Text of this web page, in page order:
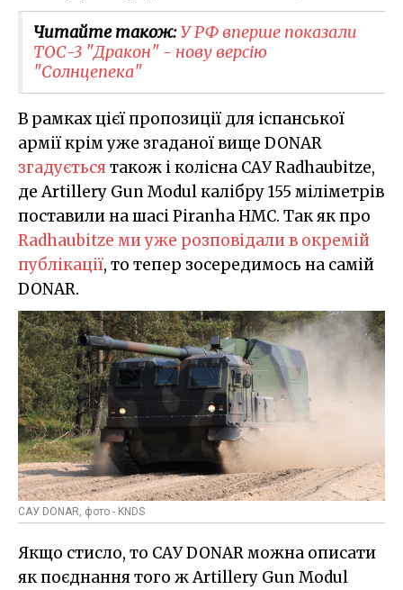
Читайте також:У РФ вперше показали
ТОС-3 "Дракон" - нову версію
"Солнцепека"
В рамках цієї пропозиції для іспанської
армії крім уже згаданої вище DONAR
згадуєтьсятакож і колісна САУ Radhaubitze,
де Artillery Gun Modul калібру 155 міліметрів
поставили на шасі Piranha HMC. Так як про
Radhaubitze ми уже розповідали в окремій
публікації, то тепер зосередимось на самій
DONAR.
САУ DONAR, фото - KNDS
Якщо стисло, то САУ DONAR можна описати
як поєднання того ж Artillery Gun Modul